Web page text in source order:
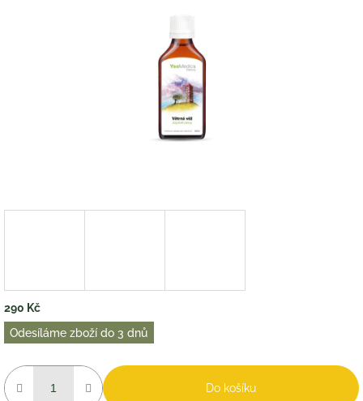
290 Kč
Měrná
cena:
Odesíláme zboží do 3 dnů
Do košíku